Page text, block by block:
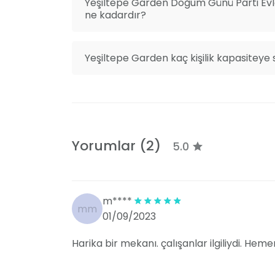
ne kadardır?
Yeşiltepe Garden kaç kişilik kapasiteye
Yorumlar (2) 5.0
mm
m****
01/09/2023
Harika bir mekanı. çalışanlar ilgiliydi.